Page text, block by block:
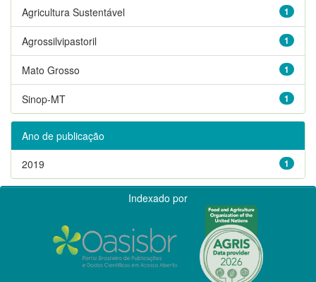
1
Agricultura Sustentável
1
Agrossilvipastoril
1
Mato Grosso
1
Sinop-MT
Ano de publicação
1
2019
Indexado por